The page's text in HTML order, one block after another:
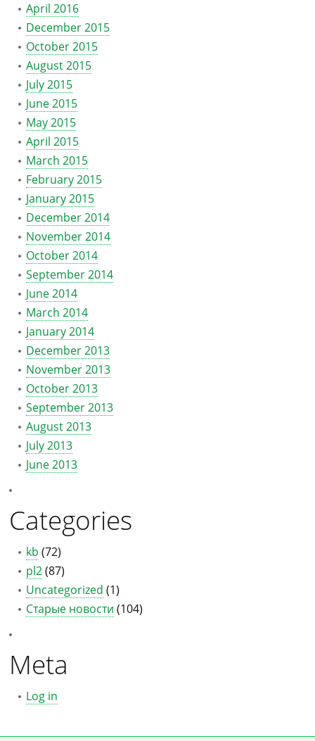
April 2016
December 2015
October 2015
August 2015
July 2015
June 2015
May 2015
April 2015
March 2015
February 2015
January 2015
December 2014
November 2014
October 2014
September 2014
June 2014
March 2014
January 2014
December 2013
November 2013
October 2013
September 2013
August 2013
July 2013
June 2013
Categories
kb (72)
pl2(87)
Uncategorized (1)
Старые новости (104)
Meta
Log in